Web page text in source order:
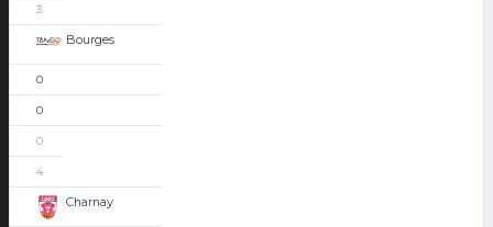
3
Bourges
0
0
0
4
Charnay